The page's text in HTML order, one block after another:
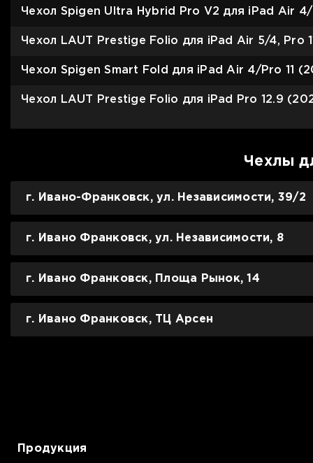
Чехол Spigen Ultra Hybrid Pro V2 для iPad Air
Чехол LAUT Prestige Folio для iPad Air 5/4, Pro
Чехол Spigen Smart Fold для iPad Air 4/Pro 11
Чехол LAUT Prestige Folio для iPad Pro 12.9
Чехлы
г. Ивано-Франковск, ул. Независимости, 39/2
г. Ивано Франковск, ул. Независимости, 8
г. Ивано Франковск, Площа Рынок, 14
г. Ивано Франковск, ТЦ Арсен
Продукция